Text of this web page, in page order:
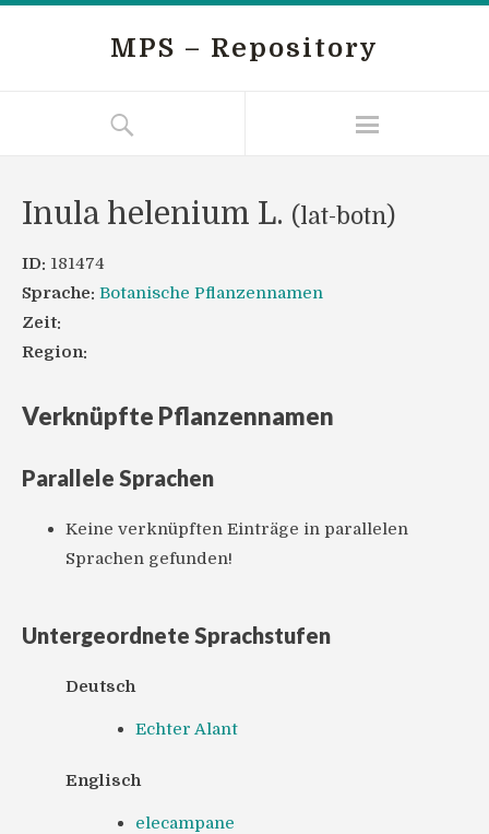
MPS – Repository
Inula helenium L. (lat-botn)
ID: 181474
Sprache: Botanische Pflanzennamen
Zeit:
Region:
Verknüpfte Pflanzennamen
Parallele Sprachen
Keine verknüpften Einträge in parallelen
Sprachen gefunden!
Untergeordnete Sprachstufen
Deutsch
Echter Alant
Englisch
elecampane